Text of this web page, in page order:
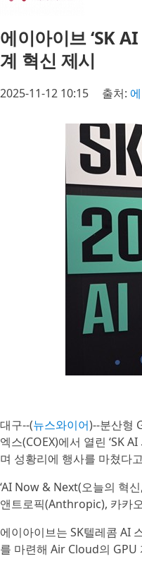
에이아이브 ‘SK
계 혁신 제시
2025-11-12 10:15 출처:
대구--(뉴스와이어)--분산형
엑스(COEX)에서 열린 ‘SK
며 성황리에 행사를 마쳤다
‘AI Now & Next(오늘의 혁
앤트로픽(Anthropic), 카카
에이아이브는 SK텔레콤 AI
를 마련해 Air Cloud의